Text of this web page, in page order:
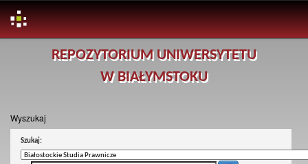
REPOZYTORIUM UNIWERSYTETU
W BIAŁYMSTOKU
Wyszukaj
Szukaj: